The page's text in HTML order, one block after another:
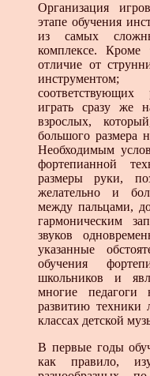
Организация
этапе обучения
из самых
комплексе. Кроме
отличие от
инструментом;
играть сразу же
взрослых,
большого размера
Необходимым
фортепианной
размеры руки,
желательно и
между пальцами,
гармоническим
звуков
указанные
обучения
школьников и
многие педагоги
развитию
классах детской
В первые годы
как правило,